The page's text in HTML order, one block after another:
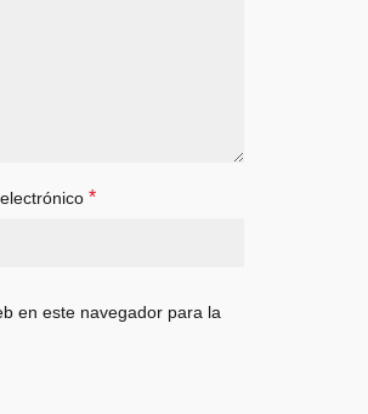
*
en este navegador para la